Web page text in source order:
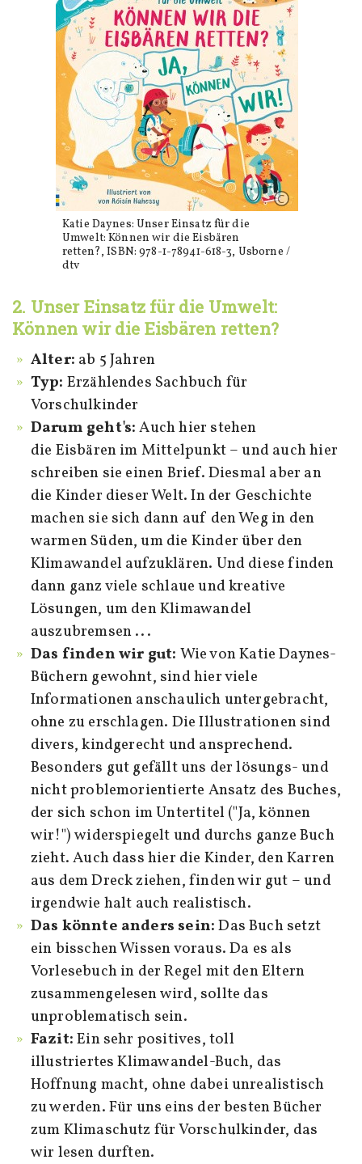
Katie Daynes: Unser Einsatz für die
Umwelt: Können wir die Eisbären
retten?, ISBN: 978-1-78941-618-3, Usborne /
dtv
2. Unser Einsatz für die Umwelt:
Können wir die Eisbären retten?
Alter: ab 5 Jahren
Typ: Erzählendes Sachbuch für
Vorschulkinder
Darum geht's:Auch hier stehen
die Eisbären im Mittelpunkt – und auch hier
schreiben sie einen Brief. Diesmal aber an
die Kinder dieser Welt. In der Geschichte
machen sie sich dann auf den Weg in den
warmen Süden, um die Kinder über den
Klimawandel aufzuklären. Und diese finden
dann ganz viele schlaue und kreative
Lösungen, um den Klimawandel
auszubremsen ...
Das finden wir gut: Wie von Katie Daynes-
Büchern gewohnt, sind hier viele
Informationen anschaulich untergebracht,
ohne zu erschlagen. Die Illustrationen sind
divers, kindgerecht und ansprechend.
Besonders gut gefällt uns der lösungs- und
nicht problemorientierte Ansatz des Buches,
der sich schon im Untertitel ("Ja, können
wir!") widerspiegelt und durchs ganze Buch
zieht. Auch dass hier die Kinder, den Karren
aus dem Dreck ziehen, finden wir gut – und
irgendwie halt auch realistisch.
Das könnte anders sein:Das Buch setzt
ein bisschen Wissen voraus. Da es als
Vorlesebuch in der Regel mit den Eltern
zusammengelesen wird, sollte das
unproblematisch sein.
Fazit:Ein sehr positives, toll
illustriertes Klimawandel-Buch, das
Hoffnung macht, ohne dabei unrealistisch
zu werden. Für uns eins der besten Bücher
zum Klimaschutz für Vorschulkinder, das
wir lesen durften.